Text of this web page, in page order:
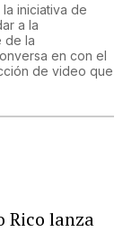
iniciativa de
a la
de la
en con el
de video que
Rico lanza